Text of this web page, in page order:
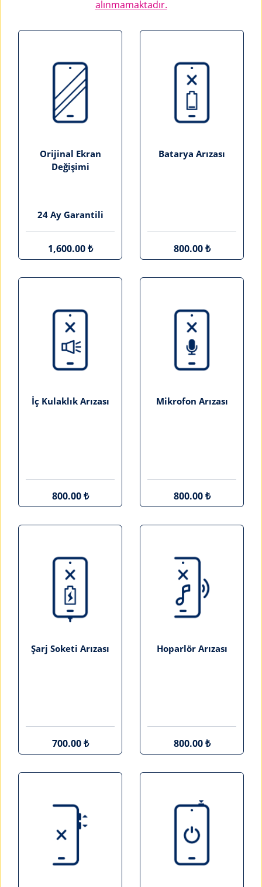
alınmamaktadır.
Orijinal Ekran
Değişimi
24 Ay Garantili
1,600.00 ₺
Batarya Arızası
800.00 ₺
İç Kulaklık Arızası
800.00 ₺
Mikrofon Arızası
800.00 ₺
Şarj Soketi Arızası
700.00 ₺
Hoparlör Arızası
800.00 ₺